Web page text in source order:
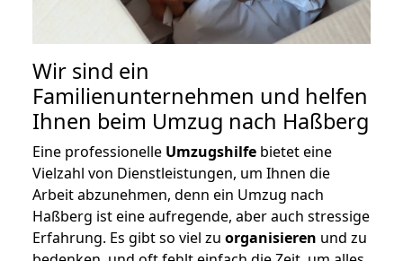
Wir sind ein
Familienunternehmen und helfen
Ihnen beim Umzug nach Haßberg
Eine professionelle Umzugshilfe bietet eine
Vielzahl von Dienstleistungen, um Ihnen die
Arbeit abzunehmen, denn ein Umzug nach
Haßberg ist eine aufregende, aber auch stressige
Erfahrung. Es gibt so viel zu organisieren und zu